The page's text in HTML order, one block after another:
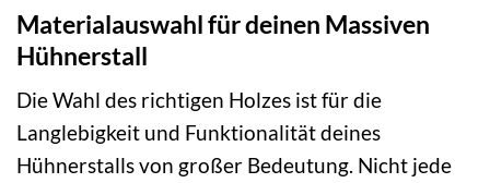
Materialauswahl für deinen Massiven
Hühnerstall
Die Wahl des richtigen Holzes ist für die
Langlebigkeit und Funktionalität deines
Hühnerstalls von großer Bedeutung. Nicht jede